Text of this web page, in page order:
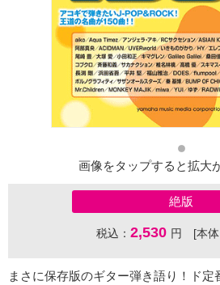
画像をタップすると拡大
絶版
税込： 2,530 円 [本体
まさに保存版のギター弾き語り！ド